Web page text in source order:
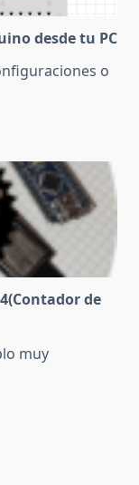
desde tu PC
o
de
muy